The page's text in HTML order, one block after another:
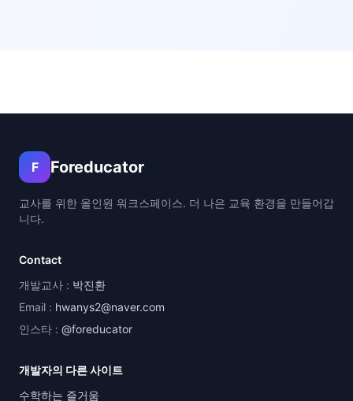
F Foreducator
교사를 위한 올인원 워크스페이스. 더 나은 교육 환경을 만들어갑
니다.
Contact
개발교사 : 박진환
Email : hwanys2@naver.com
인스타 : @foreducator
개발자의 다른 사이트
수학하는 즐거움